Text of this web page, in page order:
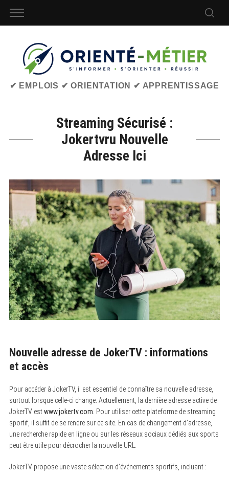
✔ EMPLOIS ✔ ORIENTATION ✔ APPRENTISSAGE
Streaming Sécurisé :
Jokertvru Nouvelle
Adresse Ici
Nouvelle adresse de JokerTV : informations
et accès
Pour accéder à JokerTV, il est essentiel de connaître sa nouvelle adresse,
surtout lorsque celle-ci change. Actuellement, la dernière adresse active de
JokerTV estwww.jokertv.com . Pour utiliser cette plateforme de streaming
sportif, il suffit de se rendre sur ce site. En cas de changement d’adresse,
une recherche rapide en ligne ou sur les réseaux sociaux dédiés aux sports
peut être utile pour décrocher la nouvelle URL.
JokerTV propose une vaste sélection d’événements sportifs, incluant :